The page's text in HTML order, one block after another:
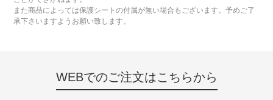
また商品によっては保護シートの付属が無い場合もございます。予めご了
承下さいますようお願い致します。
WEBでのご注文はこちらから